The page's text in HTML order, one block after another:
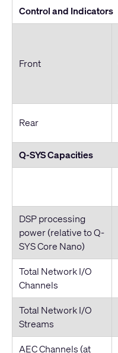
Control and Indicators
Front
Rear
Q-SYS Capacities
DSP processing
power (relative to Q-
SYS Core Nano)
Total Network I/O
Channels
Total Network I/O
Streams
AEC Channels (at